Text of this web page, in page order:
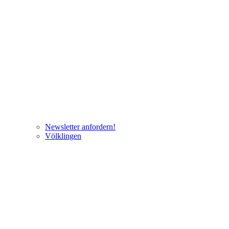
Newsletter anfordern!
Völklingen